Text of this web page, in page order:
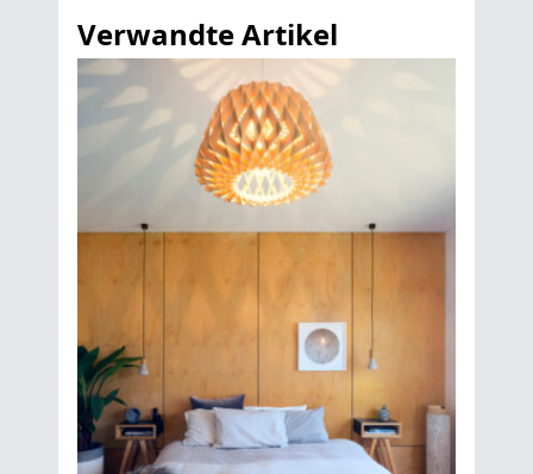
Verwandte Artikel